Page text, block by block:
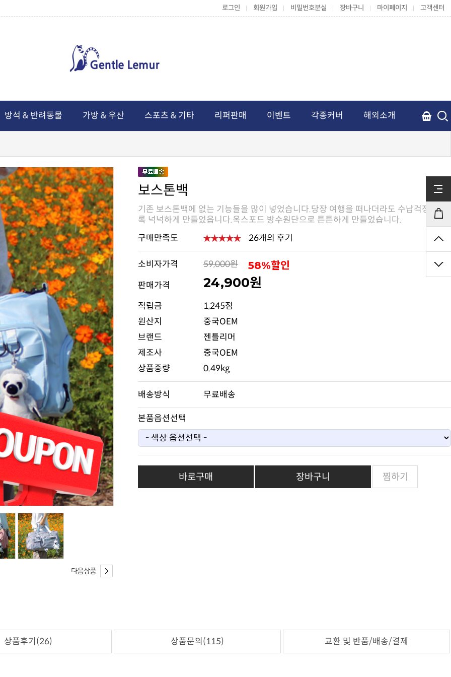
로그인 회원가입 비밀번호분실 장바구니 마이페이지 고객센터
방석 & 반려동물 가방 & 우산 스포츠 & 기타 리퍼판매 이벤트 각종커버 해외소개
보스톤백
록 넉넉하게 만들었읍니다.옥스포드 방수원단으로 튼튼하게 만들었습니다.
구매만족도
26개의 후기
소비자가격 59,000원 58%할인
판매가격 24,900원
적립금
1,245점
원산지
중국OEM
브랜드
젠틀리머
제조사
중국OEM
상품중량
0.49kg
배송방식 무료배송
본품옵션선택
바로구매 장바구니 찜하기
상품후기(26) 상품문의(115) 교환 및 반품/배송/결제